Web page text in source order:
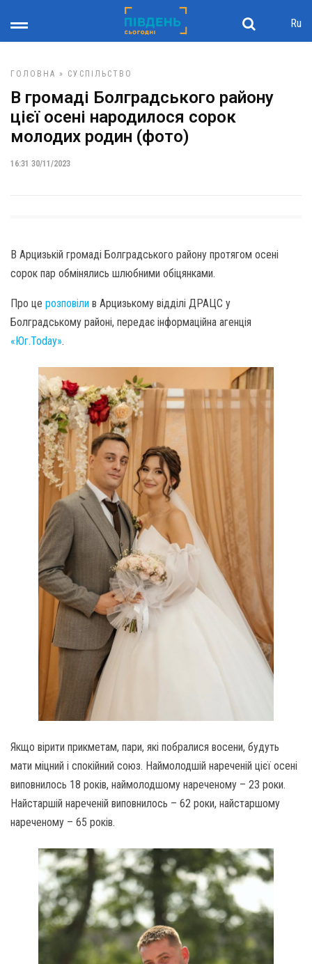
Ru
ГОЛОВНА » СУСПІЛЬСТВО
В громаді Болградського району
цієї осені народилося сорок
молодих родин (фото)
16:31 30/11/2023
В Арцизькій громаді Болградського району протягом осені
сорок пар обмінялись шлюбними обіцянками.
Про це розповіли в Арцизькому відділі ДРАЦС у
Болградському районі, передає інформаційна агенція
«Юг.Today».
Якщо вірити прикметам, пари, які побралися восени, будуть
мати міцний і спокійний союз. Наймолодшій нареченій цієї осені
виповнилось 18 років, наймолодшому нареченому – 23 роки.
Найстаршій нареченій виповнилось – 62 роки, найстаршому
нареченому – 65 років.